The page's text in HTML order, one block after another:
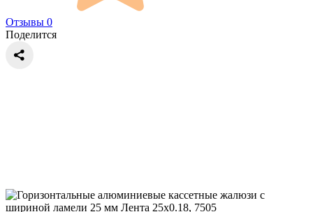
Отзывы 0
Поделится